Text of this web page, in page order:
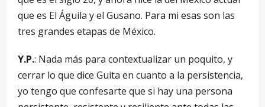
que es El Águila y el Gusano. Para mi esas son las
tres grandes etapas de México.
Y.P.: Nada más para contextualizar un poquito, y
cerrar lo que dice Guita en cuanto a la persistencia,
yo tengo que confesarte que si hay una persona